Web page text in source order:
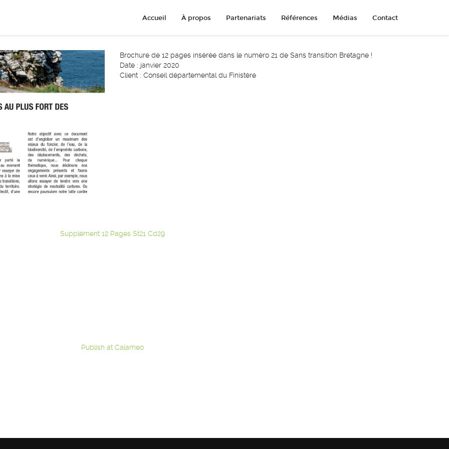
Accueil À propos Partenariats Références Médias Contact
Brochure de 12 pages insérée dans le numéro 21 de Sans transition Bretagne !
Date : janvier 2020
Client : Conseil départemental du Finistère
Supplément 12 Pages St21 Cd29
Publish at Calameo